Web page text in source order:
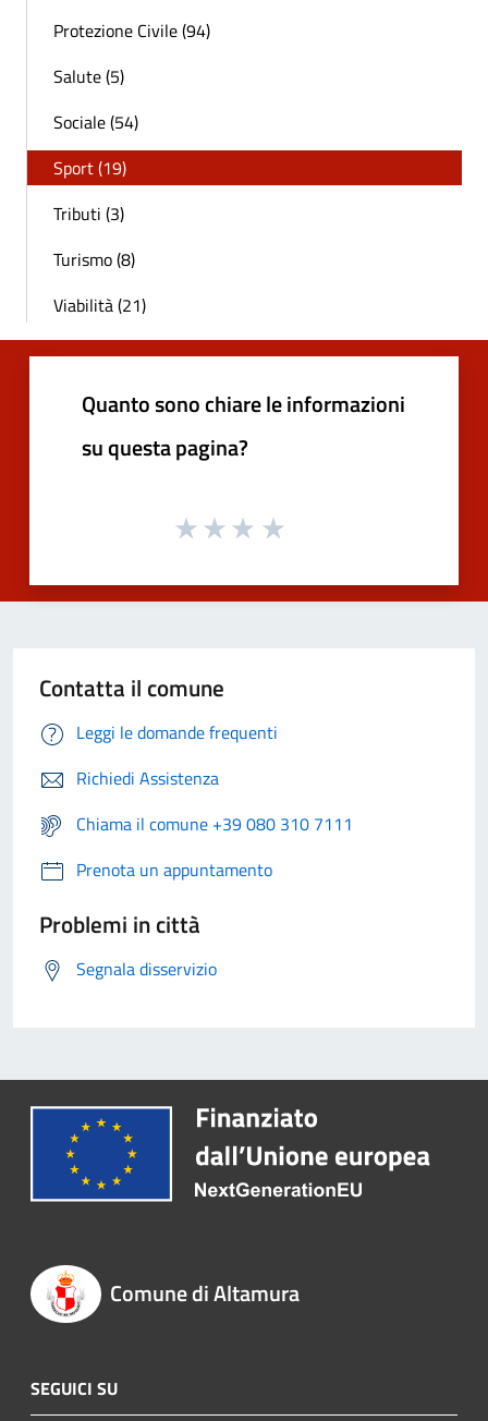
Protezione Civile (94)
Salute (5)
Sociale (54)
Sport (19)
Tributi (3)
Turismo (8)
Viabilità (21)
Quanto sono chiare le informazioni
su questa pagina?
Contatta il comune
Leggi le domande frequenti
Richiedi Assistenza
Chiama il comune +39 080 310 7111
Prenota un appuntamento
Problemi in città
Segnala disservizio
Comune di Altamura
SEGUICI SU